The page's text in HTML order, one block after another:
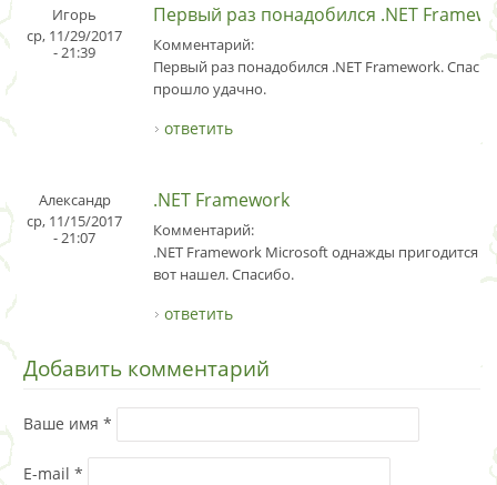
Игорь
ср, 11/29/2017
- 21:39
Первый раз понадобился .NET
Комментарий:
Первый раз понадобился .NET Framework.
прошло удачно.
ответить
Александр
ср, 11/15/2017
- 21:07
.NET Framework
Комментарий:
.NET Framework Microsoft однажды пригодится
вот нашел. Спасибо.
ответить
Добавить комментарий
Ваше имя *
E-mail *